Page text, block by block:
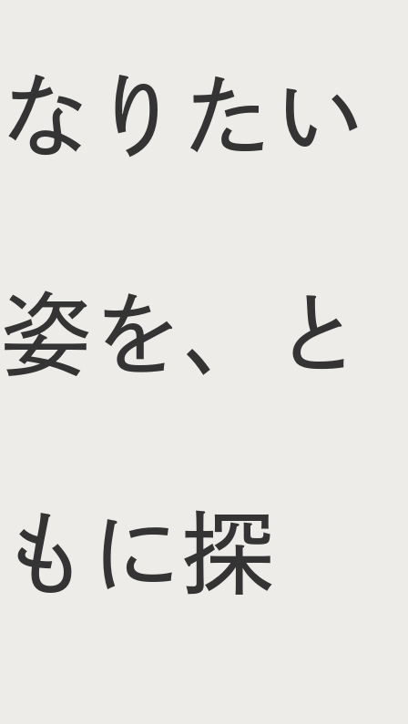
なりたい
姿を、と
もに探